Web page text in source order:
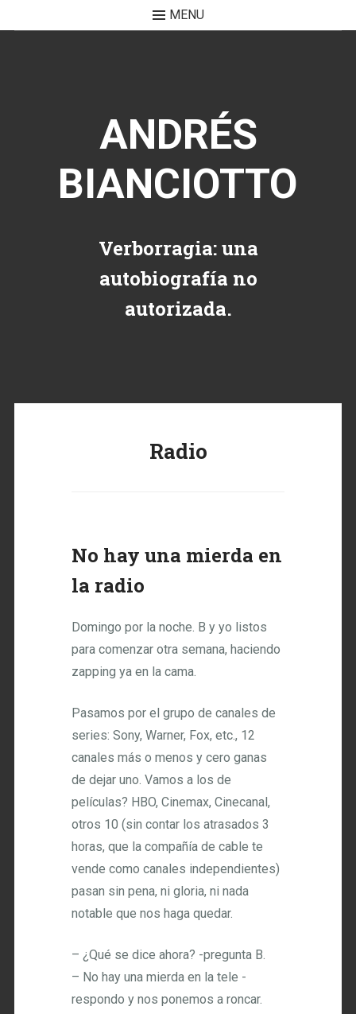
MENU
ANDRÉS
BIANCIOTTO
Verborragia: una
autobiografía no
autorizada.
Radio
No hay una mierda en
la radio
Domingo por la noche. B y yo listos
para comenzar otra semana, haciendo
zapping ya en la cama.
Pasamos por el grupo de canales de
series: Sony, Warner, Fox, etc., 12
canales más o menos y cero ganas
de dejar uno. Vamos a los de
películas? HBO, Cinemax, Cinecanal,
otros 10 (sin contar los atrasados 3
horas, que la compañía de cable te
vende como canales independientes)
pasan sin pena, ni gloria, ni nada
notable que nos haga quedar.
– ¿Qué se dice ahora? -pregunta B.
– No hay una mierda en la tele -
respondo y nos ponemos a roncar.